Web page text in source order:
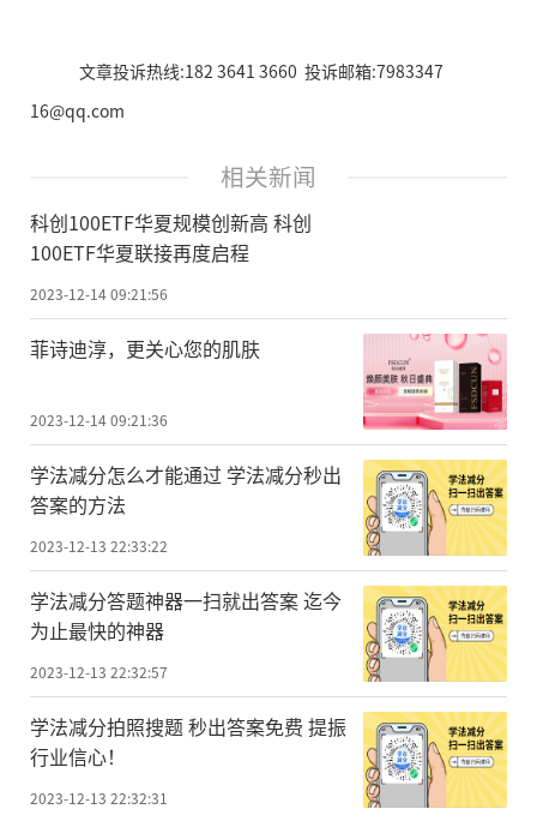
文章投诉热线:182 3641 3660 投诉邮箱:7983347
16@qq.com
相关新闻
科创100ETF华夏规模创新高 科创
100ETF华夏联接再度启程
2023-12-14 09:21:56
菲诗迪淳，更关心您的肌肤
2023-12-14 09:21:36
学法减分怎么才能通过 学法减分秒出
答案的方法
2023-12-13 22:33:22
学法减分答题神器一扫就出答案 迄今
为止最快的神器
2023-12-13 22:32:57
学法减分拍照搜题 秒出答案免费 提振
行业信心！
2023-12-13 22:32:31